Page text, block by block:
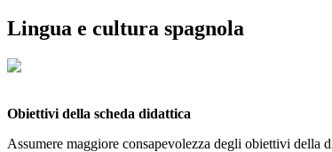
Lingua e cultura spagnola
Obiettivi della scheda didattica
Assumere maggiore consapevolezza degli obiettivi della